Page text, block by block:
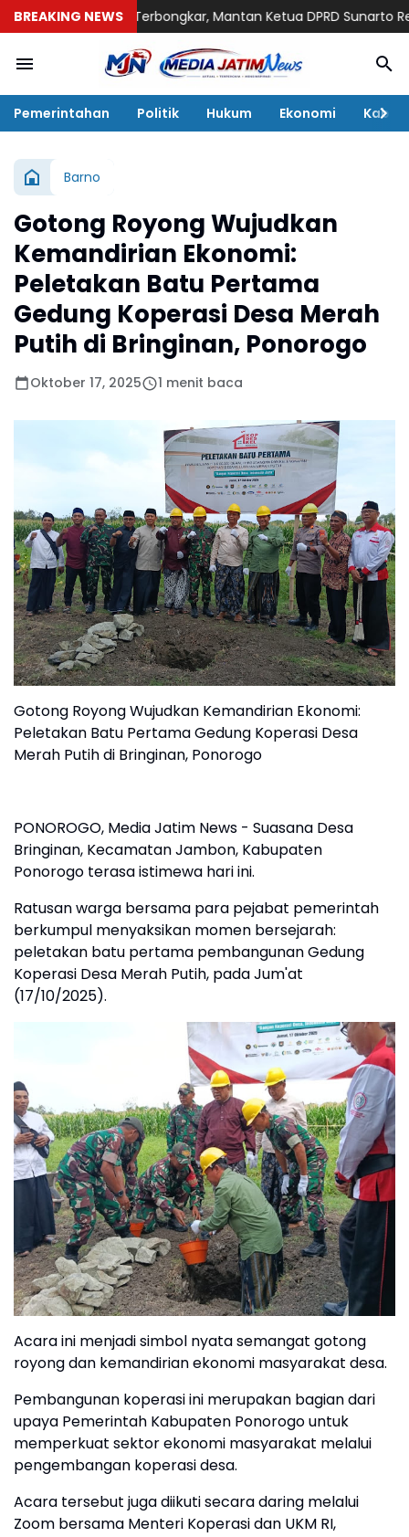
BREAKING NEWS
Ponorogo Terbongkar, Mantan Ketua DPRD Sunarto Resmi
Pemerintahan Politik Hukum Ekonomi Kabar
Barno
Gotong Royong Wujudkan
Kemandirian Ekonomi:
Peletakan Batu Pertama
Gedung Koperasi Desa Merah
Putih di Bringinan, Ponorogo
Oktober 17, 2025 1 menit baca
Gotong Royong Wujudkan Kemandirian Ekonomi:
Peletakan Batu Pertama Gedung Koperasi Desa
Merah Putih di Bringinan, Ponorogo
PONOROGO, Media Jatim News - Suasana Desa
Bringinan, Kecamatan Jambon, Kabupaten
Ponorogo terasa istimewa hari ini.
Ratusan warga bersama para pejabat pemerintah
berkumpul menyaksikan momen bersejarah:
peletakan batu pertama pembangunan Gedung
Koperasi Desa Merah Putih, pada Jum'at
(17/10/2025).
Acara ini menjadi simbol nyata semangat gotong
royong dan kemandirian ekonomi masyarakat desa.
Pembangunan koperasi ini merupakan bagian dari
upaya Pemerintah Kabupaten Ponorogo untuk
memperkuat sektor ekonomi masyarakat melalui
pengembangan koperasi desa.
Acara tersebut juga diikuti secara daring melalui
Zoom bersama Menteri Koperasi dan UKM RI,